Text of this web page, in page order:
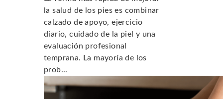
la salud de los pies es combinar
calzado de apoyo, ejercicio
diario, cuidado de la piel y una
evaluación profesional
temprana. La mayoría de los
prob...